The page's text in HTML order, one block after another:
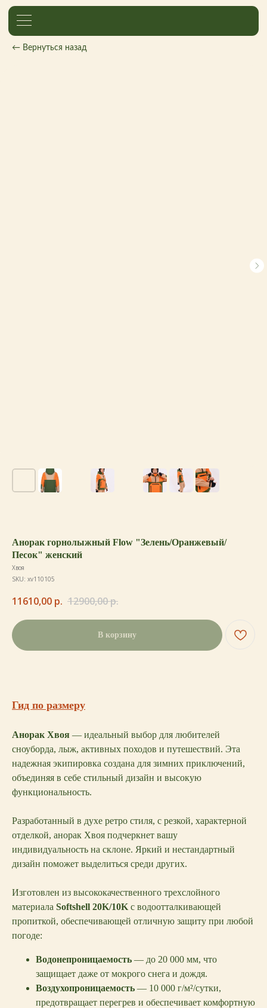
← Вернуться назад
Анорак горнолыжный Flow "Зелень/Оранжевый/
Песок" женский
Хвоя
SKU: xv110105
11610,00 р. 12900,00р.
В корзину
Гид по размеру
Анорак Хвоя — идеальный выбор для любителей
сноуборда, лыж, активных походов и путешествий. Эта
надежная экипировка создана для зимних приключений,
объединяя в себе стильный дизайн и высокую
функциональность.
Разработанный в духе ретро стиля, с резкой, характерной
отделкой, анорак Хвоя подчеркнет вашу
индивидуальность на склоне. Яркий и нестандартный
дизайн поможет выделиться среди других.
Изготовлен из высококачественного трехслойного
материала Softshell 20K/10K с водоотталкивающей
пропиткой, обеспечивающей отличную защиту при любой
погоде:
Водонепроницаемость — до 20 000 мм, что
защищает даже от мокрого снега и дождя.
Воздухопроницаемость — 10 000 г/м²/сутки,
предотвращает перегрев и обеспечивает комфортную